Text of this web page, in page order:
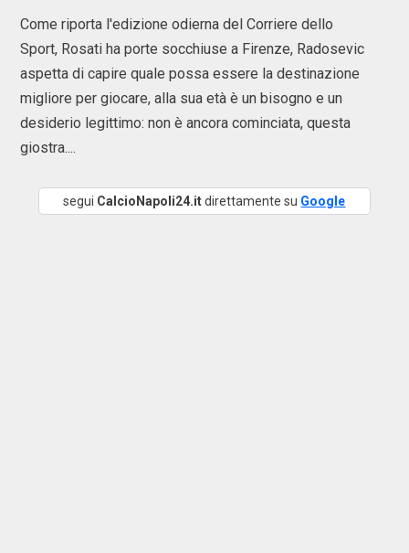
Come riporta l'edizione odierna del Corriere dello
Sport, Rosati ha porte socchiuse a Firenze, Radosevic
aspetta di capire quale possa essere la destinazione
migliore per giocare, alla sua età è un bisogno e un
desiderio legittimo: non è ancora cominciata, questa
giostra....
segui CalcioNapoli24.itdirettamente su Google